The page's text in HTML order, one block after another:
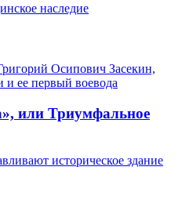
наследие
Осипович Засекин,
и ее первый воевода
или Триумфальное
историческое здание